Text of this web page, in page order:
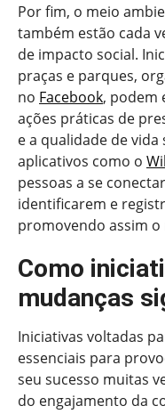
Por fim, o meio
também estão cada
de impacto social.
praças e parques,
no Facebook, podem
ações práticas de
e a qualidade de
aplicativos como o
pessoas a se
identificarem e
promovendo assim
Como
mudanças
Iniciativas voltadas
essenciais para
seu sucesso muitas
do engajamento da